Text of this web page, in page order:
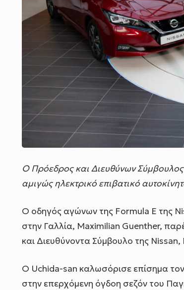
Ο Πρόεδρος και Διευθύνων
αμιγώς ηλεκτρικό επιβατικό
Ο οδηγός αγώνων της Formula E της
στην Γαλλία, Maximilian Guenther,
και Διευθύνοντα Σύμβουλο της
Ο Uchida-san καλωσόρισε επίσημα τον
στην επερχόμενη όγδοη σεζόν του